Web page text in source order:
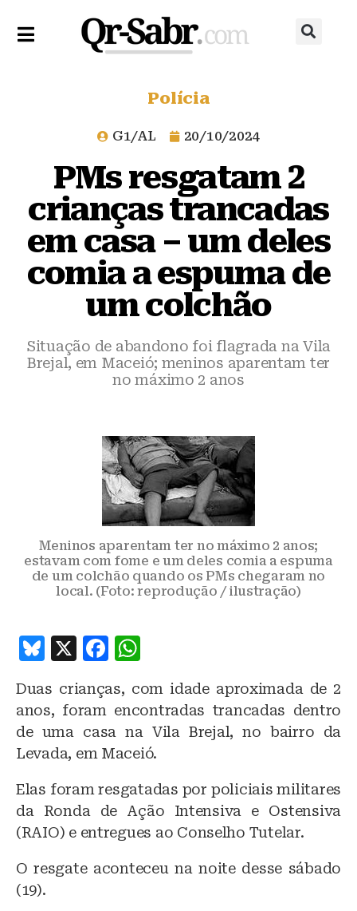
Polícia
G1/AL 20/10/2024
PMs resgatam 2
crianças trancadas
em casa – um deles
comia a espuma de
um colchão
Situação de abandono foi flagrada na Vila
Brejal, em Maceió; meninos aparentam ter
no máximo 2 anos
Meninos aparentam ter no máximo 2 anos;
estavam com fome e um deles comia a espuma
de um colchão quando os PMs chegaram no
local. (Foto: reprodução / ilustração)
B
e
s
k
y
X
F
c
e
b
o
k
at
s
A
p
p
Duas crianças, com idade aproximada de 2
anos, foram encontradas trancadas dentro
de uma casa na Vila Brejal, no bairro da
Levada, em Maceió.
Elas foram resgatadas por policiais militares
da Ronda de Ação Intensiva e Ostensiva
(RAIO) e entregues ao Conselho Tutelar.
O resgate aconteceu na noite desse sábado
(19).